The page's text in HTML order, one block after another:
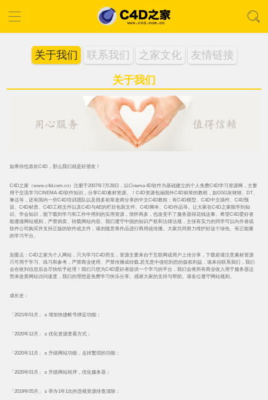
关于我们 联系我们 之家文化 友情链接
关于我们
如果你也喜欢C4D，那么我们就是好朋友！
C4D之家（www.c4d.com.cn）注册于2007年7月28日，以Cinema 4D软件为基础建立的个人免费C4D学习资源网，主要
用于交流学习CINEMA 4D软件知识，分享C4D素材资源。！C4D资源包涵国外C4D前辈的教程，如GSG灰猩猩、DT、
琳达等，还有国内一些C4D培训团队以及很多前辈老师分享的中文C4D教程；有C4D模型、C4D中文插件、C4D预
设、C4D材质、C4D工程文件以及C4D与AE的栏目包装文件、C4D脚本、C4D作品等。让大家在C4D之家能学到知
识、学会知识，能下载到学习和工作中用到的实用资源，情怀再多，也改变不了服务器得花钱这事。希望C4D爱好者
能遵循网站规则，严禁倒卖、转载网站内容。我们遵守中国的知识产权和法律法规，主张有实力的同学可以向作者或
软件公司购买并支持正版的软件或文件，请勿随意将作品进行商用或传播。大家共同努力维护好这个绿色、有正能量
的学习平台。
划重点：C4D之家为个人网站，只为学习C4D而生，资源主要来自于互联网或用户上传分享，下载前请注意素材资源
只可用于学习、练习和参考，严禁商业使用、严禁传播或转载,若无意中侵犯到您的版权利益，请来信联系我们，我们
会在收到信息后会尽快给予处理！我们只想为C4D爱好者提供一个学习的平台，我们会将所有商业收入用于服务器运
营来改善网站访问速度，我们的理想是免费学习快乐分享。感谢大家的支持与帮助。请各位遵守网站规则。
成长史：
「2021年01月」 ○ 增加快捷帐号绑定功能；
「2020年12月」 ○ 优化资源查看方式；
「2020年11月」 ○ 升级网站功能，去掉繁琐的功能；
「2020年01月」 ○ 升级网站程序，优化服务器；
「2019年05月」 ○ 举办1年1次的违规资源排查清除；